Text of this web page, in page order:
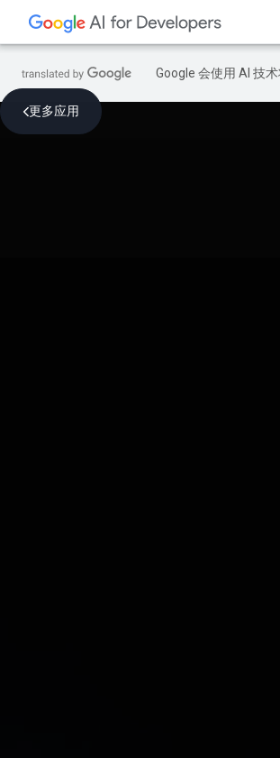
Google 会使用 AI 技
更多应用